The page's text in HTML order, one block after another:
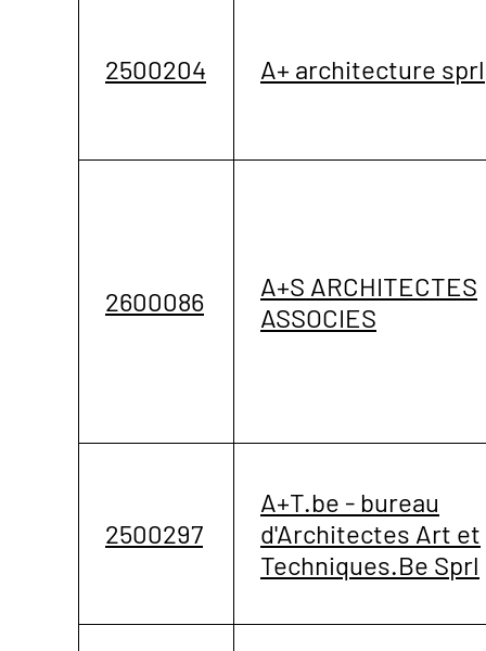
2500204 A+ architecture sprl
2600086
A+S ARCHITECTES
ASSOCIES
2500297
A+T.be - bureau
d'Architectes Art et
Techniques.Be Sprl